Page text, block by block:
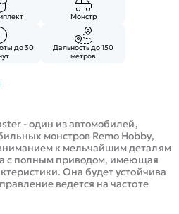
Монстр
до 30
Дальность до 150
метров
- один из автомобилей,
монстров Remo Hobby,
к мельчайшим деталям
с полным приводом, имеющая
Она будет устойчива
ведется на частоте